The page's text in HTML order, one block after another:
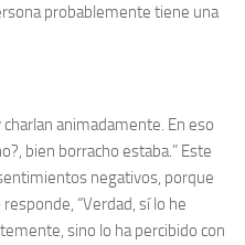
probablemente tiene una
animadamente. En eso
bien borracho estaba.” Este
negativos, porque
“Verdad, sí lo he
sino lo ha percibido con